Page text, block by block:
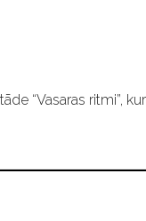
“Vasaras ritmi”,